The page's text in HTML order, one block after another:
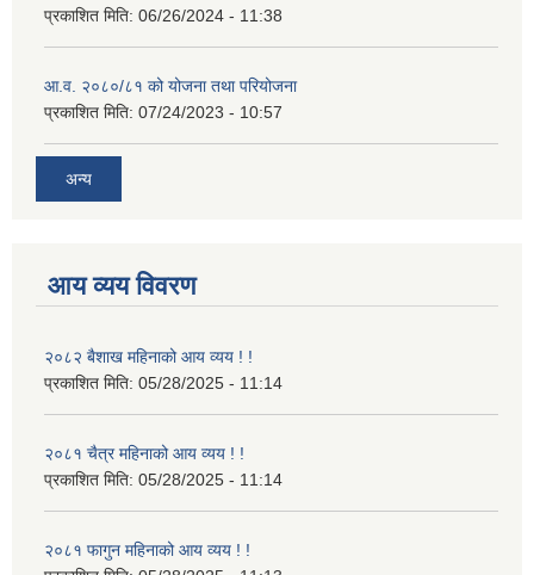
प्रकाशित मिति: 06/26/2024 - 11:38
आ.व. २०८०/८१ को योजना तथा परियोजना
प्रकाशित मिति: 07/24/2023 - 10:57
अन्य
आय व्यय विवरण
२०८२ बैशाख महिनाको आय व्यय ! !
प्रकाशित मिति: 05/28/2025 - 11:14
२०८१ चैत्र महिनाको आय व्यय ! !
प्रकाशित मिति: 05/28/2025 - 11:14
२०८१ फागुन महिनाको आय व्यय ! !